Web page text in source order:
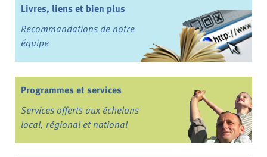
Livres, liens et bien plus
Recommandations de notre
équipe
Programmes et services
Services offerts aux échelons
local, régional et national